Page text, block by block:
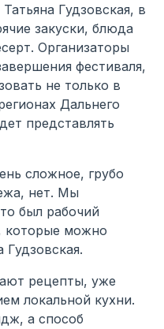
Гудзовская, в
закуски, блюда
Организаторы
фестиваля,
не только в
Дальнего
представлять
сложное, грубо
нет. Мы
был рабочий
которые можно
Гудзовская.
рецепты, уже
локальной кухни.
а способ